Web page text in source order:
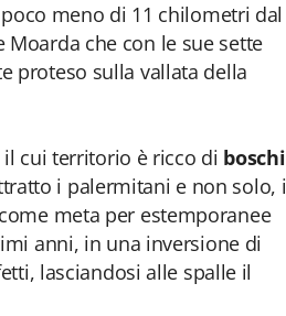
meno di 11 chilometri dal
che con le sue sette
proteso sulla vallata della
cui territorio è ricco di boschi
i palermitani e non solo, i
meta per estemporanee
anni, in una inversione di
lasciandosi alle spalle il